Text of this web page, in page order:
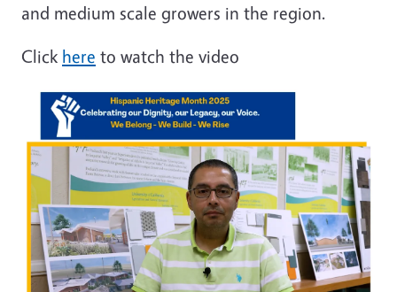
and medium scale growers in the region.
Click here to watch the video
Image